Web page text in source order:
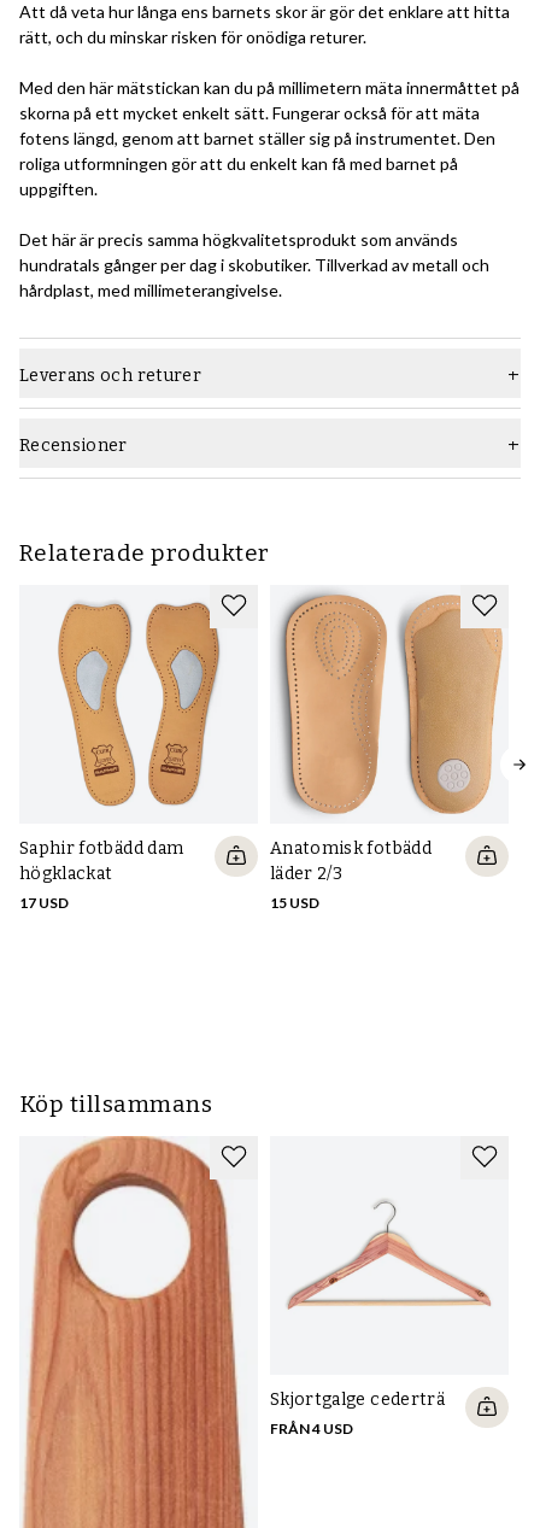
Att då veta hur långa ens barnets skor är gör det enklare att hitta
rätt, och du minskar risken för onödiga returer.
Med den här mätstickan kan du på millimetern mäta innermåttet på
skorna på ett mycket enkelt sätt. Fungerar också för att mäta
fotens längd, genom att barnet ställer sig på instrumentet. Den
roliga utformningen gör att du enkelt kan få med barnet på
uppgiften.
Det här är precis samma högkvalitetsprodukt som används
hundratals gånger per dag i skobutiker. Tillverkad av metall och
hårdplast, med millimeterangivelse.
Leverans och returer
Recensioner
Relaterade produkter
Saphir fotbädd dam
högklackat
17 USD
Anatomisk fotbädd
läder 2/3
15 USD
Köp tillsammans
Skjortgalge cederträ
FRÅN 4 USD